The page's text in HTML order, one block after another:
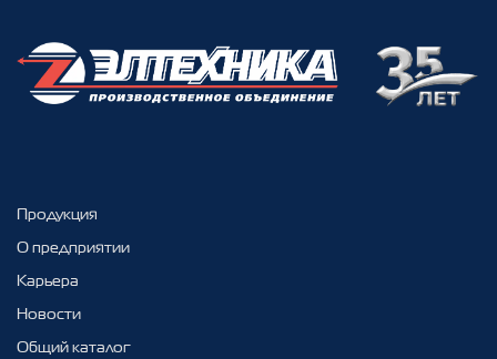
Продукция
О предприятии
Карьера
Новости
Общий каталог